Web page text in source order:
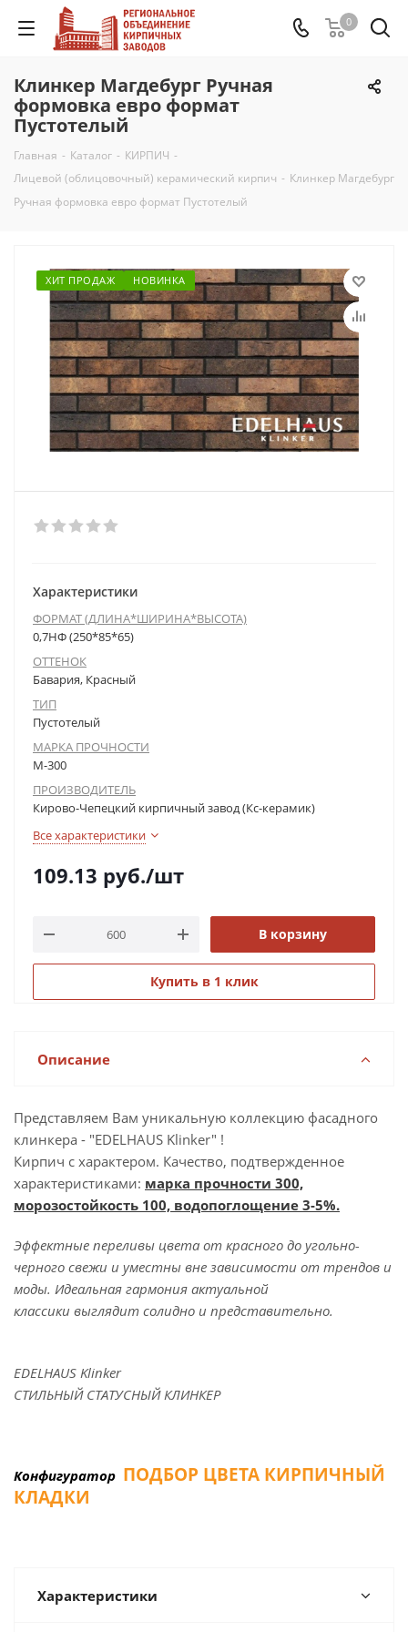
0
Клинкер Магдебург Ручная
формовка евро формат
Пустотелый
Главная - Каталог - КИРПИЧ -
Лицевой (облицовочный) керамический кирпич - Клинкер Магдебург
Ручная формовка евро формат Пустотелый
ХИТ ПРОДАЖ НОВИНКА
Характеристики
ФОРМАТ (ДЛИНА*ШИРИНА*ВЫСОТА)
0,7НФ (250*85*65)
ОТТЕНОК
Бавария, Красный
ТИП
Пустотелый
МАРКА ПРОЧНОСТИ
М-300
ПРОИЗВОДИТЕЛЬ
Кирово-Чепецкий кирпичный завод (Кс-керамик)
Все характеристики
109.13 руб./шт
В корзину
Купить в 1 клик
Описание
Представляем Вам уникальную коллекцию фасадного
клинкера - "EDELHAUS Klinker" !
Кирпич с характером. Качество, подтвержденное
характеристиками: марка прочности 300,
морозостойкость 100, водопоглощение 3-5%.
Эффектные переливы цвета от красного до угольно-
черного свежи и уместны вне зависимости от трендов и
моды. Идеальная гармония актуальной
классики выглядит солидно и представительно.
EDELHAUS Klinker
СТИЛЬНЫЙ СТАТУСНЫЙ КЛИНКЕР
Конфигуратор ПОДБОР ЦВЕТА КИРПИЧНЫЙ
КЛАДКИ
Характеристики